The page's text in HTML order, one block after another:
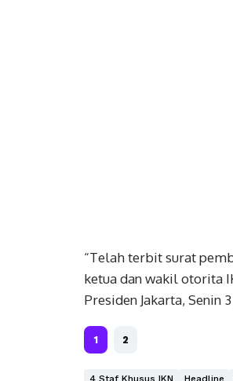
“Telah terbit surat
ketua dan wakil otorita
Presiden Jakarta, Senin
1 2